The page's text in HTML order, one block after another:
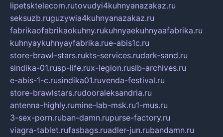
lipetsktelecom.rutovudyi4kuhnyanazakaz.ru
seksuzb.ruguzywia4kuhnyanazakaz.ru
fabrikaofabrikaokuhny.rukuhnyaekuhnyaafabrika.ru
kuhnyaykuhnyayfabrika.rue-abis1c.ru
store-brawl-stars.rukts-services.rudark-sand.ru
sindika-01.rusp-life.rux-legion.rusib-archives.ru
e-abis-1-c.rusindika01.ruvenda-festival.ru
store-brawlstars.rudooraleksandria.ru
antenna-highly.rumine-lab-msk.ru1-mus.ru
3-sex-porn.ruban-damn.rupurse-factory.ru
viagra-tablet.rufasbags.ruadler-jun.rubandamn.ru